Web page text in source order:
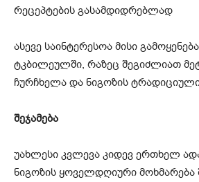
რეცეპტების გასამდიდრებლად
ასევე საინტერესოა მისი
ტკბილეულში, რაზეც შეგიძლიათ
ჩურჩხელა და ნიგოზის ტრადიციული
შეჯამება
უახლესი კვლევა კიდევ ერთხელ
ნიგოზის ყოველდღიური მოხმარება